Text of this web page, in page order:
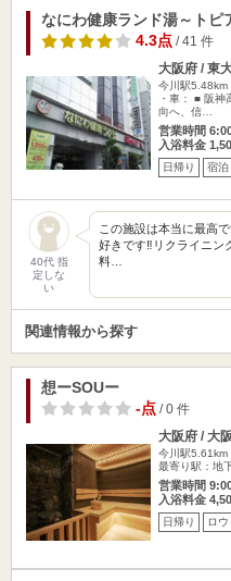
なにわ健康ランド湯～トピ
4.3点/ 41 件
大阪府 / 東
今川駅5.48km
・車： ■ 阪
向へ、信…
営業時間
入浴料金
日帰り 宿泊
40代 指
定しな
い
この施設は本当に最高
好きです‼︎リクライニン
料…
関連情報から探す
想ーSOUー
-点/ 0 件
大阪府 / 大
今川駅5.61km
最寄り駅：地
営業時間
入浴料金
日帰り ロウ